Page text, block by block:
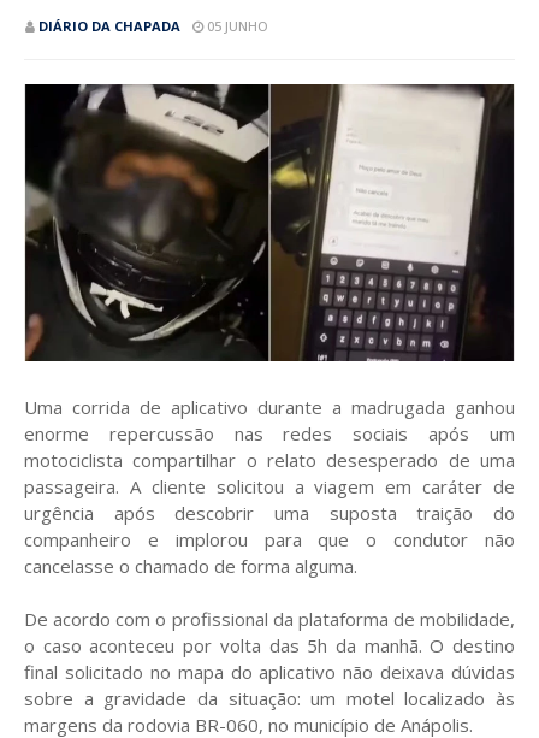
DIÁRIO DA CHAPADA 05 JUNHO
Uma corrida de aplicativo durante a madrugada ganhou
enorme repercussão nas redes sociais após um
motociclista compartilhar o relato desesperado de uma
passageira. A cliente solicitou a viagem em caráter de
urgência após descobrir uma suposta traição do
companheiro e implorou para que o condutor não
cancelasse o chamado de forma alguma.
De acordo com o profissional da plataforma de mobilidade,
o caso aconteceu por volta das 5h da manhã. O destino
final solicitado no mapa do aplicativo não deixava dúvidas
sobre a gravidade da situação: um motel localizado às
margens da rodovia BR-060, no município de Anápolis.